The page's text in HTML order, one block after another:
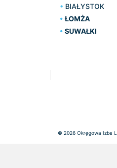
BIAŁYSTOK
ŁOMŻA
SUWAŁKI
© 2026 Okręgowa Izba